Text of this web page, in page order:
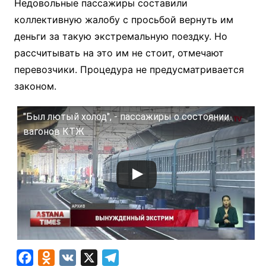
Недовольные пассажиры составили
коллективную жалобу с просьбой вернуть им
деньги за такую экстремальную поездку. Но
рассчитывать на это им не стоит, отмечают
перевозчики. Процедура не предусматривается
законом.
"Был лютый холод", - пассажиры о состоянии
вагонов КТЖ